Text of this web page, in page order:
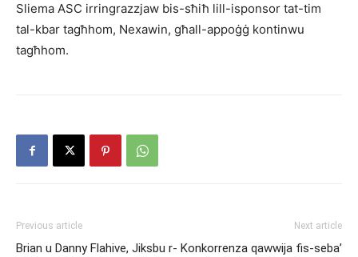
Sliema ASC irringrazzjaw bis-sħiħ lill-isponsor tat-tim
tal-kbar tagħhom, Nexawin, għall-appoġġ kontinwu
tagħhom.
Previous article
Brian u Danny Flahive, Jiksbu r-
Next article
Konkorrenza qawwija fis-seba’